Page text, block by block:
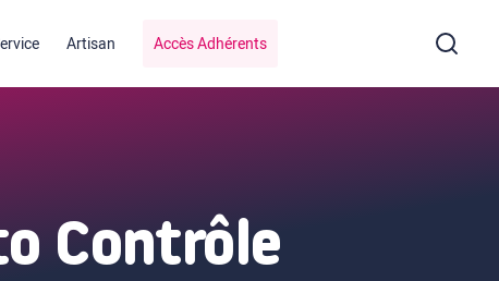
Artisan Accès Adhérents
Contrôle